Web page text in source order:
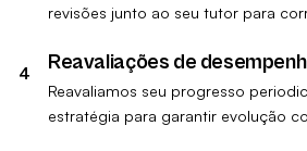
revisões junto ao seu tutor para
Reavaliações de
Reavaliamos seu progresso
estratégia para garantir evolução